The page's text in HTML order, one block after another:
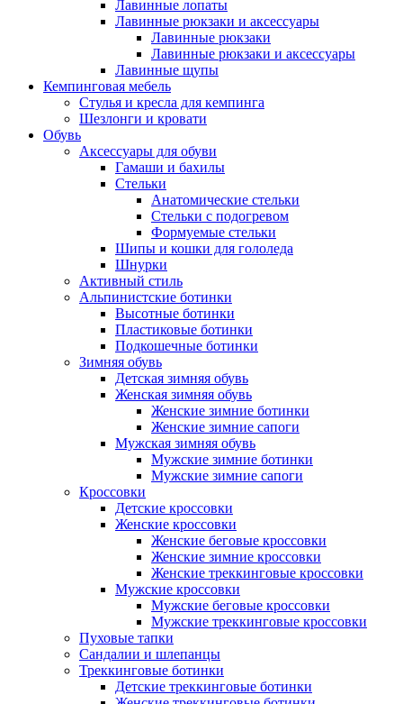
Лавинные лопаты
Лавинные рюкзаки и аксессуары
Лавинные рюкзаки
Лавинные рюкзаки и аксессуары
Лавинные щупы
Кемпинговая мебель
Стулья и кресла для кемпинга
Шезлонги и кровати
Обувь
Аксессуары для обуви
Гамаши и бахилы
Стельки
Анатомические стельки
Стельки с подогревом
Формуемые стельки
Шипы и кошки для гололеда
Шнурки
Активный стиль
Альпинистские ботинки
Высотные ботинки
Пластиковые ботинки
Подкошечные ботинки
Зимняя обувь
Детская зимняя обувь
Женская зимняя обувь
Женские зимние ботинки
Женские зимние сапоги
Мужская зимняя обувь
Мужские зимние ботинки
Мужские зимние сапоги
Кроссовки
Детские кроссовки
Женские кроссовки
Женские беговые кроссовки
Женские зимние кроссовки
Женские треккинговые кроссовки
Мужские кроссовки
Мужские беговые кроссовки
Мужские треккинговые кроссовки
Пуховые тапки
Сандалии и шлепанцы
Треккинговые ботинки
Детские треккинговые ботинки